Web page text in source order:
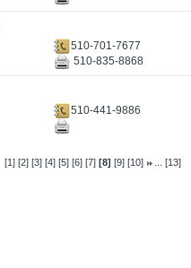
510-701-7677
510-835-8868
510-441-9886
[1] [2] [3] [4] [5] [6] [7] [8] [9] [10] ...[13]